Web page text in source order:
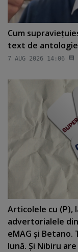
Cum
text de
7 AUG 2026 14:06
Articolele cu (P),
advertorialele
eMAG şi
lună. Şi Nibiru